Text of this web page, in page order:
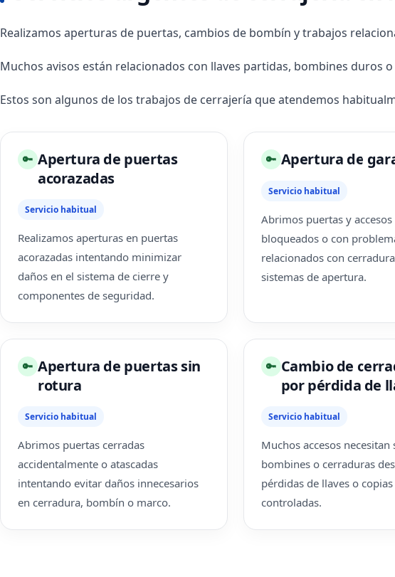
Realizamos aperturas de puertas, cambios de bombín y trabajos
Muchos avisos están relacionados con llaves partidas, bombines duros
Estos son algunos de los trabajos de cerrajería que atendemos
🔑 Apertura de puertas
acorazadas
Servicio habitual
Realizamos aperturas en puertas
acorazadas intentando minimizar
daños en el sistema de cierre y
componentes de seguridad.
🔑 Apertura de
Servicio habitual
Abrimos puertas y
bloqueados o con
relacionados con
sistemas de apertura.
🔑 Apertura de puertas sin
rotura
Servicio habitual
Abrimos puertas cerradas
accidentalmente o atascadas
intentando evitar daños innecesarios
en cerradura, bombín o marco.
🔑 Cambio de
por pérdida de
Servicio habitual
Muchos accesos
bombines o cerraduras
pérdidas de llaves o
controladas.